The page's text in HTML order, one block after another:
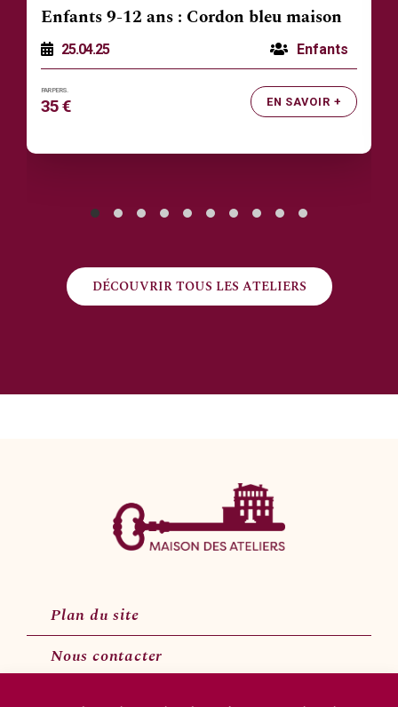
Enfants 9-12 ans : Cordon bleu maison
Enfants
25.04.25
EN SAVOIR +
35 €
DÉCOUVRIR TOUS LES ATELIERS
Plan du site
Nous contacter